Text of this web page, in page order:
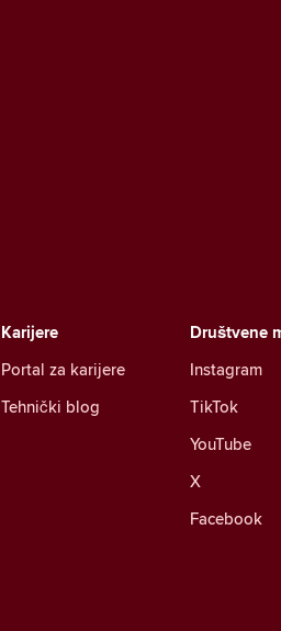
Društvene
Instagram
TikTok
YouTube
X
Facebook
Karijere
Portal za karijere
Tehnički blog